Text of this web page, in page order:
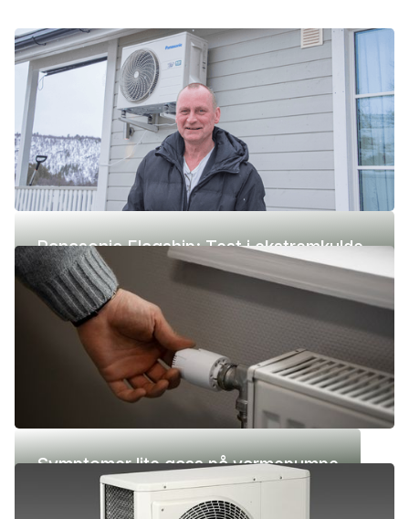
Panasonic Flagship: Test i ekstremkulde
(-42 °C)
Symptomer lite gass på varmepumpe